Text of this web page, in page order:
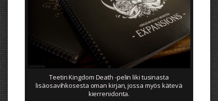
Teetin Kingdom Death -pelin liki tusinasta
lisäosavihkosesta oman kirjan, jossa myös kätevä
kierrenidonta.